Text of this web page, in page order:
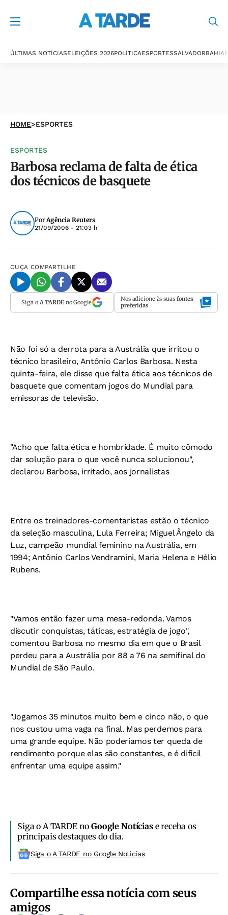
ÚLTIMAS NOTÍCIASELEIÇÕES 2026POLÍTICAESPORTESSALVADORBAHIA
HOME>ESPORTES
ESPORTES
Barbosa reclama de falta de ética
dos técnicos de basquete
PorAgência Reuters
21/09/2006 - 21:03 h
OUÇA COMPARTILHE
Siga o A TARDEno Google Nos adicione às suas fontes
preferidas
Não foi só a derrota para a Austrália que irritou o
técnico brasileiro, Antônio Carlos Barbosa. Nesta
quinta-feira, ele disse que falta ética aos técnicos de
basquete que comentam jogos do Mundial para
emissoras de televisão.
"Acho que falta ética e hombridade. É muito cômodo
dar solução para o que você nunca solucionou",
declarou Barbosa, irritado, aos jornalistas
Entre os treinadores-comentaristas estão o técnico
da seleção masculina, Lula Ferreira; Miguel Ângelo da
Luz, campeão mundial feminino na Austrália, em
1994; Antônio Carlos Vendramini, Maria Helena e Hélio
Rubens.
"Vamos então fazer uma mesa-redonda. Vamos
discutir conquistas, táticas, estratégia de jogo",
comentou Barbosa no mesmo dia em que o Brasil
perdeu para a Austrália por 88 a 76 na semifinal do
Mundial de São Paulo.
"Jogamos 35 minutos muito bem e cinco não, o que
nos custou uma vaga na final. Mas perdemos para
uma grande equipe. Não poderíamos ter queda de
rendimento porque elas são constantes, e é difícil
enfrentar uma equipe assim."
Siga o A TARDE noGoogle Notíciase receba os
principais destaques do dia.
Siga o A TARDE no Google Noticias
Compartilhe essa notícia com seus
amigos